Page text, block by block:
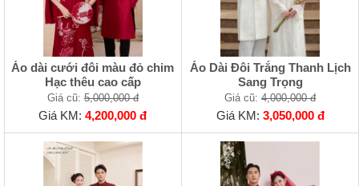
Áo dài cưới đôi màu đỏ chim
Hạc thêu cao cấp
Giá cũ:5,000,000 đ
Giá KM:4,200,000 đ
Áo Dài Đôi Trắng Thanh Lịch
Sang Trọng
Giá cũ:4,000,000 đ
Giá KM: 3,050,000 đ